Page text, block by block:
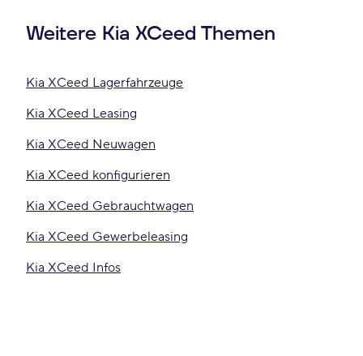
Weitere Kia XCeed Themen
Kia XCeed Lagerfahrzeuge
Kia XCeed Leasing
Kia XCeed Neuwagen
Kia XCeed konfigurieren
Kia XCeed Gebrauchtwagen
Kia XCeed Gewerbeleasing
Kia XCeed Infos